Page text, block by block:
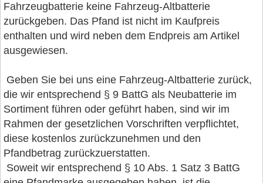
Fahrzeugbatterie keine Fahrzeug-Altbatterie
zurückgeben. Das Pfand ist nicht im Kaufpreis
enthalten und wird neben dem Endpreis am Artikel
ausgewiesen.
Geben Sie bei uns eine Fahrzeug-Altbatterie zurück,
die wir entsprechend § 9 BattG als Neubatterie im
Sortiment führen oder geführt haben, sind wir im
Rahmen der gesetzlichen Vorschriften verpflichtet,
diese kostenlos zurückzunehmen und den
Pfandbetrag zurückzuerstatten.
Soweit wir entsprechend § 10 Abs. 1 Satz 3 BattG